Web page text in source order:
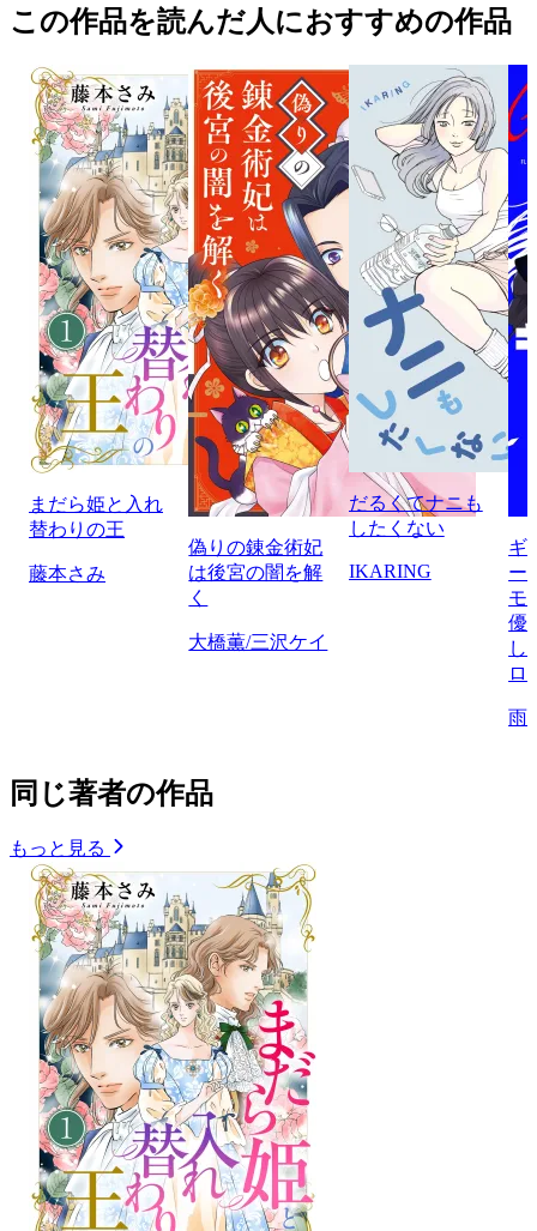
この作品を読んだ人におすすめの作品
まだら姫と入れ
替わりの王
藤本さみ
偽りの錬金術妃
は後宮の闇を解
く
大橋薫/三沢ケイ
だるくてナニも
したくない
IKARING
ギ
ー
モ
優
し
ロ
雨
同じ著者の作品
もっと見る